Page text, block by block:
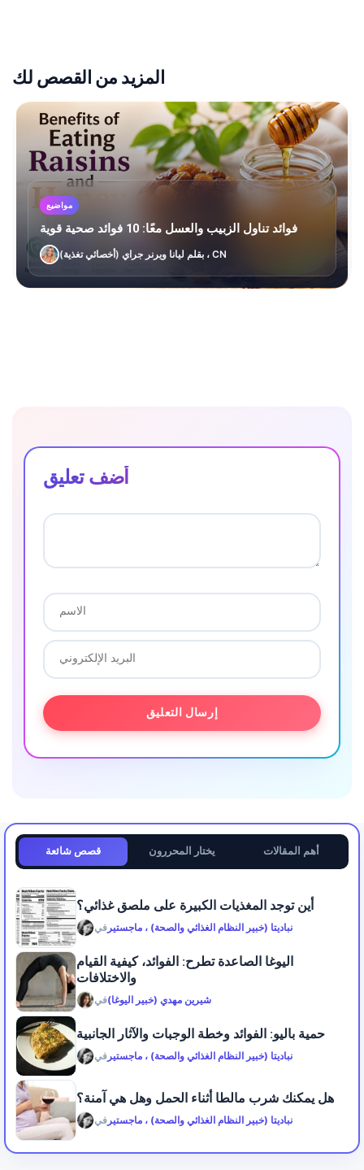
المزيد من القصص لك
مواضيع
فوائد تناول الزبيب والعسل معًا: 10 فوائد صحية قوية
بقلم ليانا ويرنر جراي (أخصائي تغذية) ، CN
أضف تعليق
قصص شائعة يختار المحررون أهم المقالات
أين توجد المغذيات الكبيرة على ملصق غذائي؟
في نباديتا (خبير النظام الغذائي والصحة) ، ماجستير
اليوغا الصاعدة تطرح: الفوائد، كيفية القيام
والاختلافات
فيشيرين مهدي (خبير اليوغا)
حمية باليو: الفوائد وخطة الوجبات والآثار الجانبية
في نباديتا (خبير النظام الغذائي والصحة) ، ماجستير
هل يمكنك شرب مالطا أثناء الحمل وهل هي آمنة؟
في نباديتا (خبير النظام الغذائي والصحة) ، ماجستير